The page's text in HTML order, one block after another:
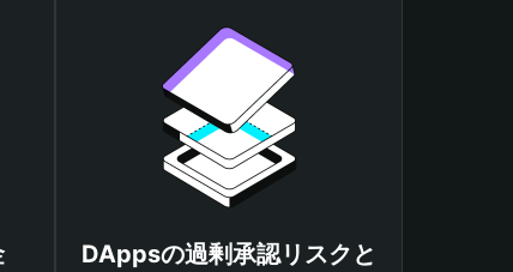
DAppsの過剰承認リスクと